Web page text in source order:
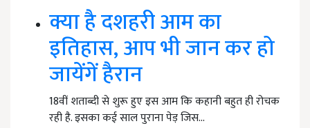
क्या है दशहरी आम का
इतिहास, आप भी जान कर हो
जायेंगें हैरान
18वीं शताब्दी से शुरू हुए इस आम कि कहानी बहुत ही रोचक
रही है. इसका कई साल पुराना पेड़ जिस…